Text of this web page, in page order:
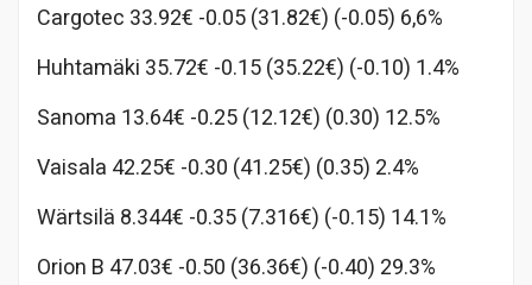
Cargotec 33.92€ -0.05 (31.82€) (-0.05) 6,6%
Huhtamäki 35.72€ -0.15 (35.22€) (-0.10) 1.4%
Sanoma 13.64€ -0.25 (12.12€) (0.30) 12.5%
Vaisala 42.25€ -0.30 (41.25€) (0.35) 2.4%
Wärtsilä 8.344€ -0.35 (7.316€) (-0.15) 14.1%
Orion B 47.03€ -0.50 (36.36€) (-0.40) 29.3%